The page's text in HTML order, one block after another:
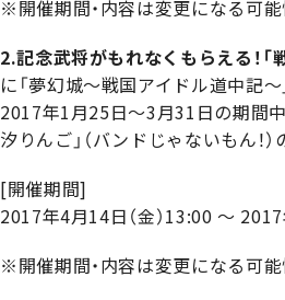
※開催期間・内容は変更になる可能
2.記念武将がもれなくもらえる！「
に「夢幻城～戦国アイドル道中記
2017年1月25日～3月31日の期間中
汐りんご」（バンドじゃないもん！
[開催期間]
2017年4月14日（金）13:00 ～
※開催期間・内容は変更になる可能